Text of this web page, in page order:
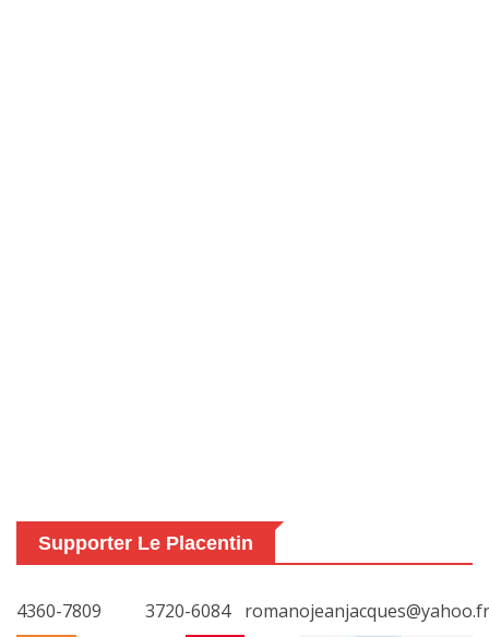
Supporter Le Placentin
4360-7809 3720-6084 romanojeanjacques@yahoo.fr